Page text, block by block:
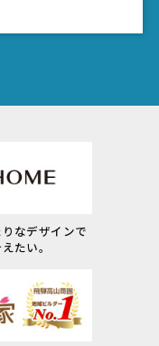
なデザインで
たい。